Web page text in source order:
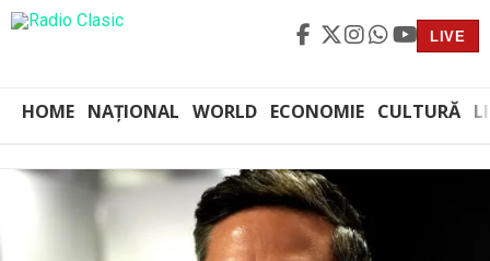
LIVE
HOME NAȚIONAL WORLD ECONOMIE CULTURĂ